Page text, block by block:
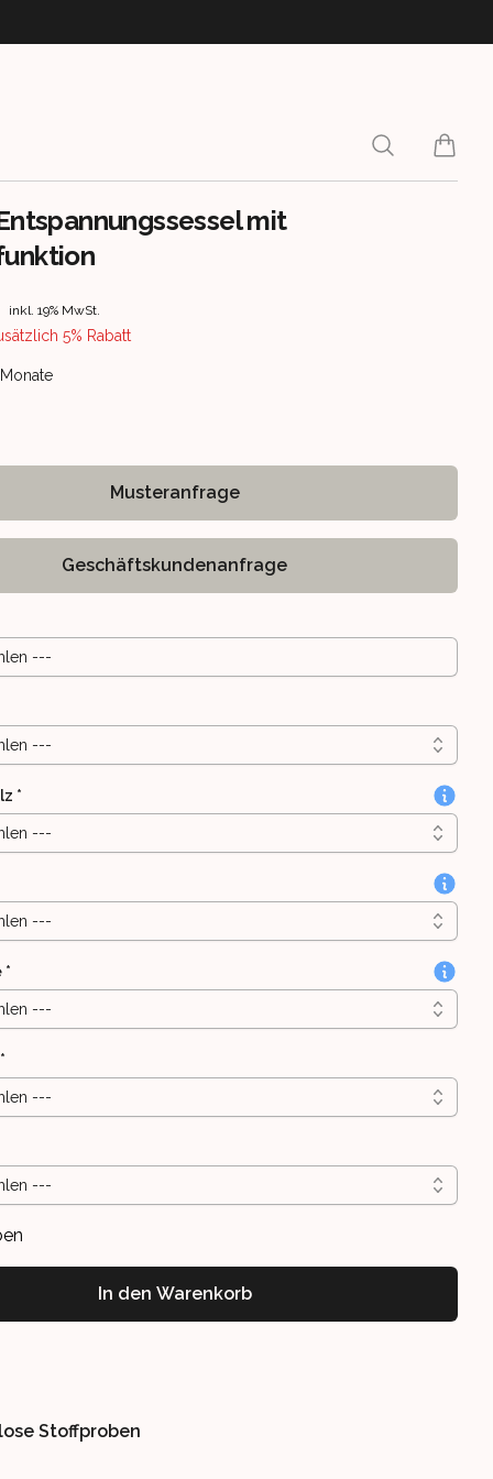
Search
items
mit
inkl. 19% MwSt.
5% Rabatt
information
Monate
Musteranfrage
Geschäftskundenanfrage
---
---
*
---
---
*
---
*
---
---
In den Warenkorb
Stoffproben